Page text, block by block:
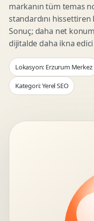
markanın tüm temas
standardını
Sonuç; daha net
dijitalde daha ikna
Lokasyon: Erzurum Merkez
Kategori: Yerel SEO